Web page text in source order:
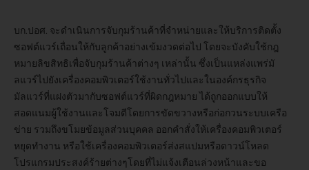
บก.ปอศ. จะดำเนินการจับกุมร้านค้าที่จำหน่ายและให้บริการติดตั้ง
ซอฟต์แวร์เถื่อนให้กับลูกค้าอย่างเข้มงวดต่อไป โดยจะบังคับใช้กฎ
หมายลิขสิทธิเพื่อจับกุมร้านค้าต่างๆ เหล่านั้น ซึ่งเป็นแหล่งแพร่มั
ลแวร์ไปยังเครื่องคอมพิวเตอร์ใช้งานทั่วไปและในองค์กรธุรกิจ
มัลแวร์ที่แฝงตัวมากับซอฟต์แวร์ที่ผิดกฎหมาย ได้ถูกออกแบบให้
สอดแนมผู้ใช้งานและโจมตีโดยการขัดขวางหรือก่อกวนระบบเครือ
ข่าย รวมถึงขโมยข้อมูลส่วนบุคคล ออกคำสั่งให้เครื่องคอมพิวเตอร์
หยุดทำงาน หรือใช้เครื่องคอมพิวเตอร์ส่งสแปมหรือดาวน์โหลด
โปรแกรมประสงค์ร้ายต่างๆโดยที่ไม่แจ้งเตือนล่วงหน้าและขอ